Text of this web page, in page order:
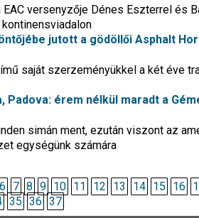
EAC versenyzője Dénes Eszterrel és
jutott a gödöllői Asphalt
saját szerzeményükkel a két éve
Padova: érem nélkül maradt a
simán ment, ezután viszont az
egységünk számára
6 7 8 9 10 11 12 13 14 15 16
35 36 37